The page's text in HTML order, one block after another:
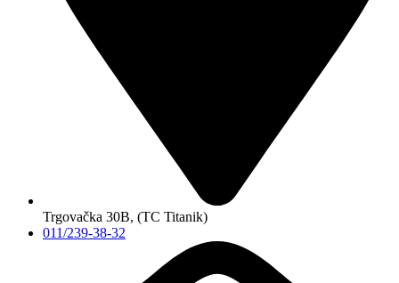
Trgovačka 30B, (TC Titanik)
011/239-38-32